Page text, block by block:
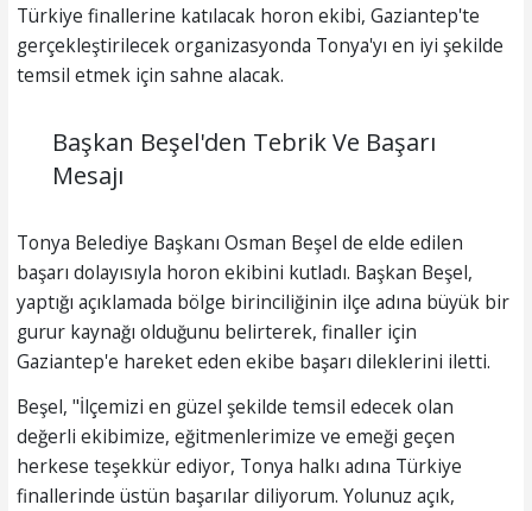
Türkiye finallerine katılacak horon ekibi, Gaziantep'te
gerçekleştirilecek organizasyonda Tonya'yı en iyi şekilde
temsil etmek için sahne alacak.
Başkan Beşel'den Tebrik Ve Başarı
Mesajı
Tonya Belediye Başkanı Osman Beşel de elde edilen
başarı dolayısıyla horon ekibini kutladı. Başkan Beşel,
yaptığı açıklamada bölge birinciliğinin ilçe adına büyük bir
gurur kaynağı olduğunu belirterek, finaller için
Gaziantep'e hareket eden ekibe başarı dileklerini iletti.
Beşel, "İlçemizi en güzel şekilde temsil edecek olan
değerli ekibimize, eğitmenlerimize ve emeği geçen
herkese teşekkür ediyor, Tonya halkı adına Türkiye
finallerinde üstün başarılar diliyorum. Yolunuz açık,